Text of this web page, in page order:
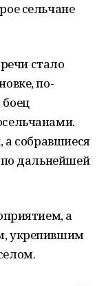
сельчане
стало
по-
а собравшиеся
дальнейшей
а
укрепившим